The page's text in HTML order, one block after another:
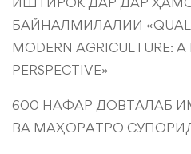
БАЙНАЛМИЛАЛИИ
MODERN AGRICULTURE: A
PERSPECTIVE»
600 НАФАР ДОВТАЛАБ
ВА МАҲОРАТРО